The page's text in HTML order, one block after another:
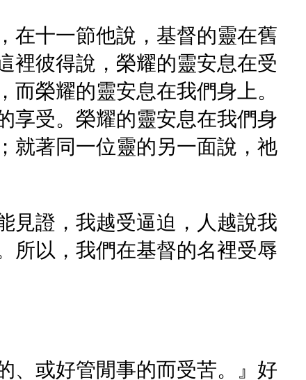
在十一節他說，基督的靈在舊
裡彼得說，榮耀的靈安息在受
榮耀的靈安息在我們身上。
享受。榮耀的靈安息在我們身
就著同一位靈的另一面說，祂
見證，我越受逼迫，人越說我
所以，我們在基督的名裡受辱
、或好管閒事的而受苦。』好